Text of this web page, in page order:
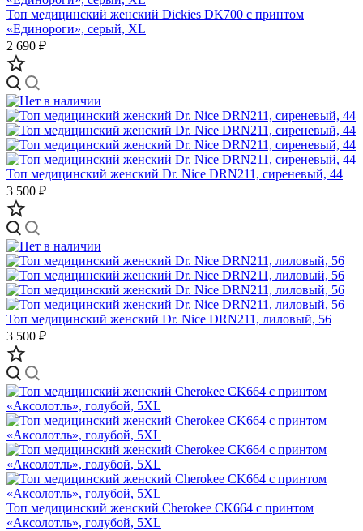
Топ медицинский женский Dickies DK700 с принтом
«Единороги», серый, XL
2 690 ₽
Топ медицинский женский Dr. Nice DRN211, сиреневый, 44
3 500 ₽
Топ медицинский женский Dr. Nice DRN211, лиловый, 56
3 500 ₽
Топ медицинский женский Cherokee CK664 с принтом
«Аксолотль», голубой, 5XL